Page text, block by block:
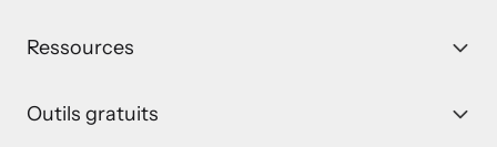
Ressources
Outils gratuits